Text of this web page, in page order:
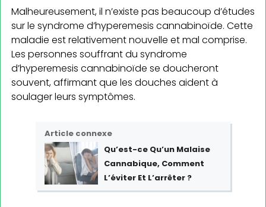
Malheureusement, il n’existe pas beaucoup d’études
sur le syndrome d’hyperemesis cannabinoïde. Cette
maladie est relativement nouvelle et mal comprise.
Les personnes souffrant du syndrome
d’hyperemesis cannabinoïde se doucheront
souvent, affirmant que les douches aident à
soulager leurs symptômes.
Article connexe
Qu’est-ce Qu’un Malaise
Cannabique, Comment
L’éviter Et L’arrêter ?